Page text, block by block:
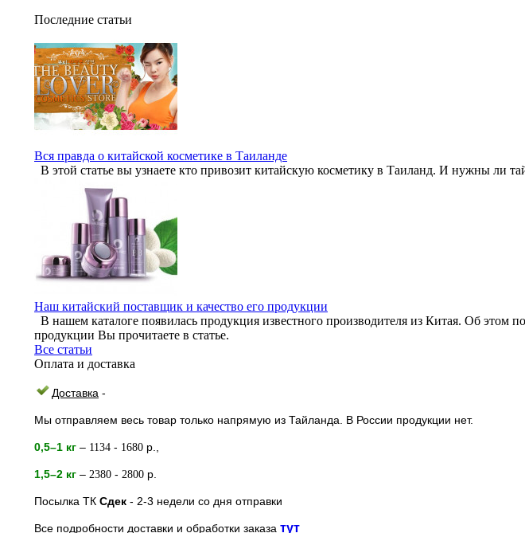
Последние статьи
Вся правда о китайской косметике в Таиланде
В этой статье вы узнаете кто привозит китайскую косметику в Таиланд. И нужны ли
Наш китайский поставщик и качество его продукции
В нашем каталоге появилась продукция известного производителя из Китая. Об этом
продукции Вы прочитаете в статье.
Все статьи
Оплата и доставка
Доставка -
Мы отправляем весь товар только напрямую из Тайланда. В России продукции нет.
0,5–1 кг – 1134 - 1680 р.,
1,5–2 кг – 2380 - 2800 р.
Посылка ТК Сдек - 2-3 недели со дня отправки
Все подробности доставки и обработки заказа тут